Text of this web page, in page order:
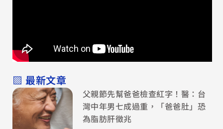
▧ 最新文章
父親節先幫爸爸檢查紅字！醫：台
灣中年男七成過重，「爸爸肚」恐
為脂肪肝徵兆